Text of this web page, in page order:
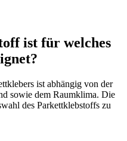
ist für welches
ist abhängig von der
sowie dem Raumklima. Die
des Parkettklebstoffs zu